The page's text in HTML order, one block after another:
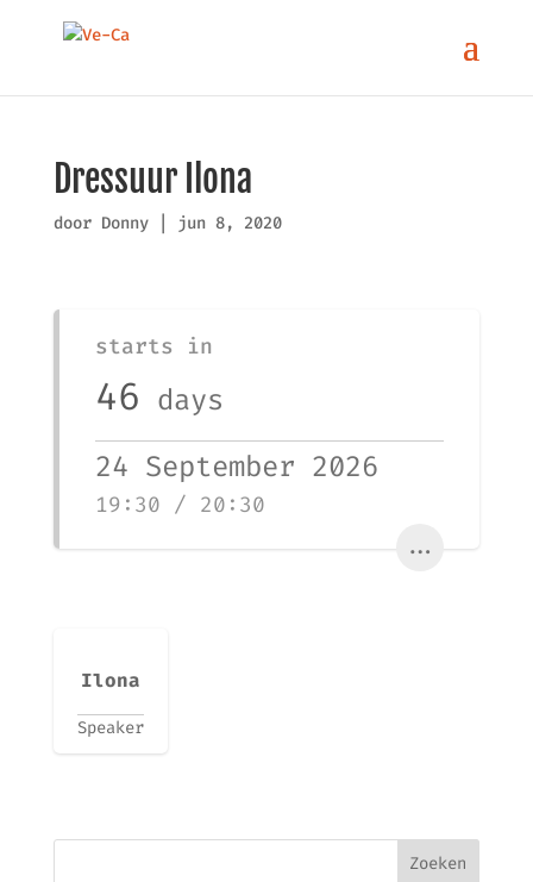
Dressuur Ilona
door Donny| jun 8, 2020
starts in
46 days
24 September 2026
19:30 / 20:30
...
Ilona
Speaker